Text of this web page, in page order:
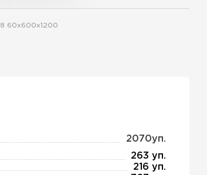
60х600х1200
2070уп.
263 уп.
216 уп.